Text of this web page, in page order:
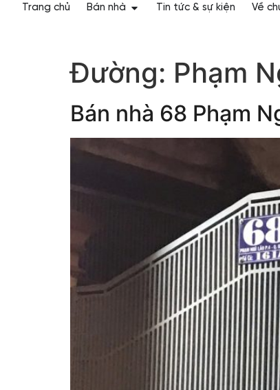
Trang chủ Bán nhà Tin tức & sự kiện Về
Đường: Phạm
Bán nhà 68 Phạm